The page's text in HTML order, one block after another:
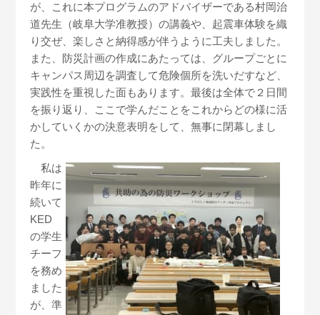
が、これに本プログラムのアドバイザーである村岡治
道先生（岐阜大学准教授）の講義や、起震車体験を織
り交ぜ、楽しさと納得感が伴うように工夫しました。
また、防災計画の作成にあたっては、グループごとに
キャンパス周辺を調査して危険個所を洗いだすなど、
実践性を重視した面もあります。最後は全体で２日間
を振り返り
、ここで学んだことをこれから どの様に活
かしていくかの決意表明をして、無事に閉幕しまし
た 。
私は
昨年に
続いて
KED
の学生
チーフ
を務め
ました
が、準